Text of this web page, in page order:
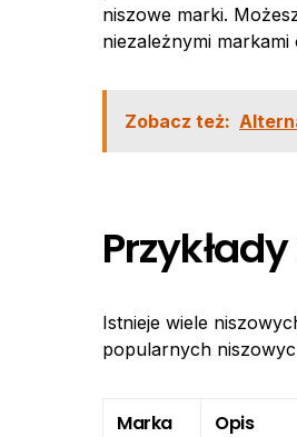
niszowe marki.
niezależnymi markami
Zobacz też:
Istnieje wiele
popularnych
Marka Opis